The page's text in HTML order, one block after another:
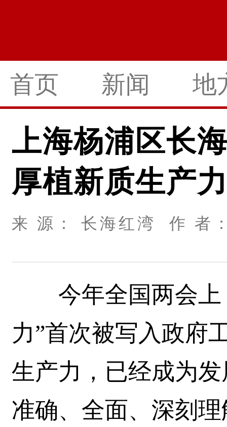
首页 新闻 地
上海杨浦区长
厚植新质生产
来 源： 长海红湾 作
今年全国两会上
力”首次被写入政府
生产力，已经成为
准确、全面、深刻